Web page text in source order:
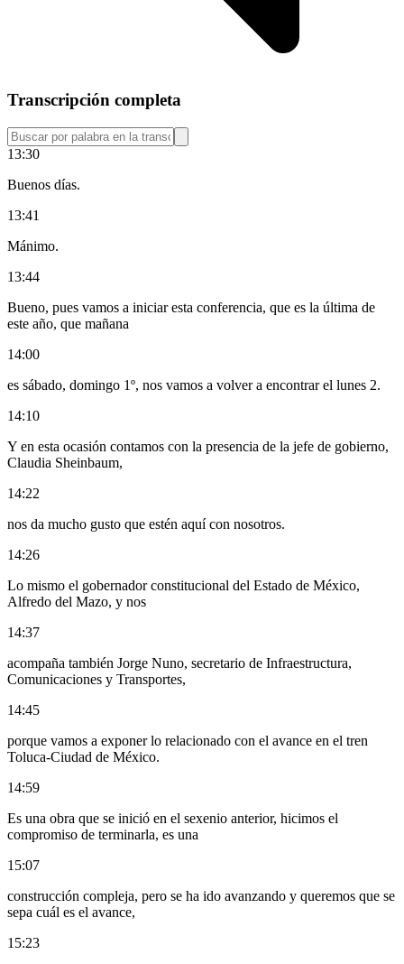
Transcripción completa
13:30
Buenos días.
13:41
Mánimo.
13:44
Bueno, pues vamos a iniciar esta conferencia, que es la última de
este año, que mañana
14:00
es sábado, domingo 1º, nos vamos a volver a encontrar el lunes 2.
14:10
Y en esta ocasión contamos con la presencia de la jefe de gobierno,
Claudia Sheinbaum,
14:22
nos da mucho gusto que estén aquí con nosotros.
14:26
Lo mismo el gobernador constitucional del Estado de México,
Alfredo del Mazo, y nos
14:37
acompaña también Jorge Nuno, secretario de Infraestructura,
Comunicaciones y Transportes,
14:45
porque vamos a exponer lo relacionado con el avance en el tren
Toluca-Ciudad de México.
14:59
Es una obra que se inició en el sexenio anterior, hicimos el
compromiso de terminarla, es una
15:07
construcción compleja, pero se ha ido avanzando y queremos que se
sepa cuál es el avance,
15:23